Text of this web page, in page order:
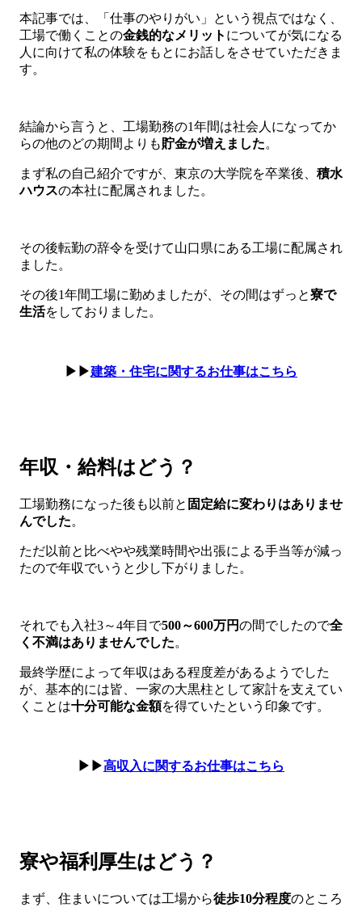
本記事では、「仕事のやりがい」という視点ではなく、
工場で働くことの金銭的なメリット についてが気になる
人に向けて私の体験をもとにお話しをさせていただきま
す。
結論から言うと、工場勤務の1年間は社会人になってか
らの他のどの期間よりも貯金が増えました。
まず私の自己紹介ですが、東京の大学院を卒業後、 積水
ハウスの本社に配属されました。
その後転勤の辞令を受けて山口県にある工場に配属され
ました。
その後1年間工場に勤めましたが、その間はずっと寮で
生活をしておりました。
▶▶建築・住宅に関するお仕事はこちら
年収・給料はどう？
工場勤務になった後も以前と 固定給に変わりはありませ
んでした。
ただ以前と比べやや残業時間や出張による手当等が減っ
たので年収でいうと少し下がりました。
それでも入社3～4年目で500～600万円の間でしたので全
く不満はありませんでした。
最終学歴によって年収はある程度差があるようでした
が、基本的には皆、一家の大黒柱として家計を支えてい
くことは十分可能な金額を得ていたという印象です。
▶▶高収入に関するお仕事はこちら
寮や福利厚生はどう？
まず、住まいについては工場から徒歩10分程度のところ